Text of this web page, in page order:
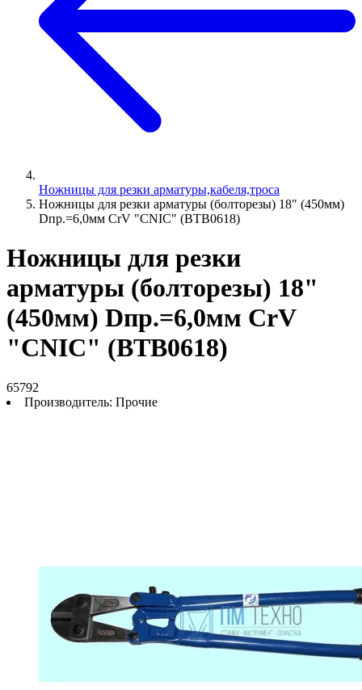
Ножницы для резки арматуры,кабеля,троса
Ножницы для резки арматуры (болторезы) 18" (450мм)
Dпр.=6,0мм CrV "CNIC" (BТB0618)
Ножницы для резки
арматуры (болторезы) 18"
(450мм) Dпр.=6,0мм CrV
"CNIC" (BТB0618)
65792
Производитель: Прочие